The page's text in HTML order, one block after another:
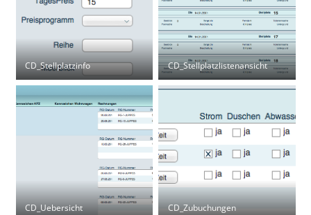
CD_Stellplatzinfo CD_Stellplatzlistenansicht
CD_Uebersicht CD_Zubuchungen